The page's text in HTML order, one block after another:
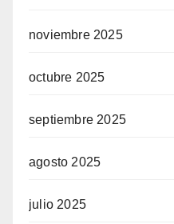
noviembre 2025
octubre 2025
septiembre 2025
agosto 2025
julio 2025